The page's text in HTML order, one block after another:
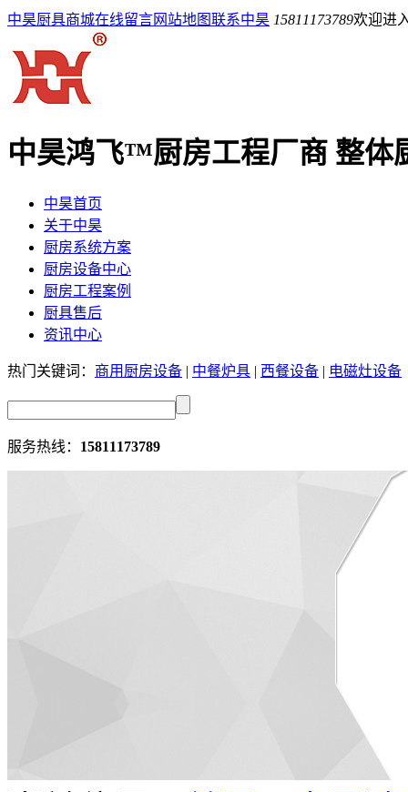
中昊厨具商城在线留言网站地图联系中昊 15811173789欢迎进
中昊鸿飞™厨房工程厂商 整体
中昊首页
关于中昊
厨房系统方案
厨房设备中心
厨房工程案例
厨具售后
资讯中心
热门关键词： 商用厨房设备 | 中餐炉具 | 西餐设备 | 电磁灶设备
服务热线： 15811173789